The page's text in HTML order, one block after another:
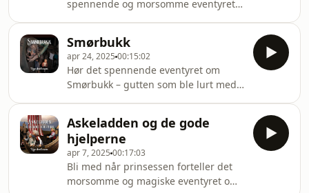
spennende og morsomme eventyret
bli i skogen når trollet dukker opp –
men Askeladden gir seg ikke så lett.
Med en sekk full av grøt og en klump
brunost i hånden lurer han trollet til å
tro at han er både sterkere og mer
sulten enn noen! Hør hvordan
Askeladden bruker kløkt i stedet for
krefter – og ender
Smørbukk
apr 24, 2025 00:15:02
Hør det spennende eventyret om
Smørbukk – gutten som ble lurt med
trollemoren prøvde å fange ham,
måtte Smørbukk bruke både hodet og
mot for å slippe unna. Et eventyr fullt
av fare, list og en liten helt med stor
vilje!
Askeladden og de gode
hjelperne
apr 7, 2025 00:17:03
Bli med når prinsessen forteller det
morsomme og magiske eventyret om